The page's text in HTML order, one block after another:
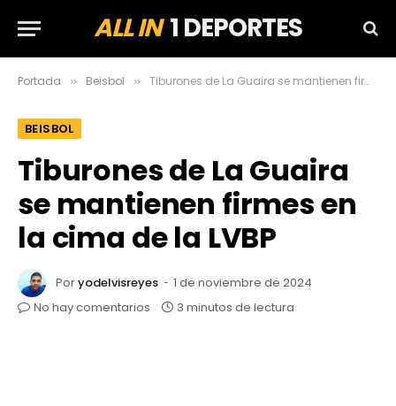
ALL IN1 DEPORTES
Portada » Beisbol » Tiburones de La Guaira se mantienen firmes en la cima de la LVBP
BEISBOL
Tiburones de La Guaira
se mantienen firmes en
la cima de la LVBP
Poryodelvisreyes
1 de noviembre de 2024
No hay comentarios
3 minutos de lectura